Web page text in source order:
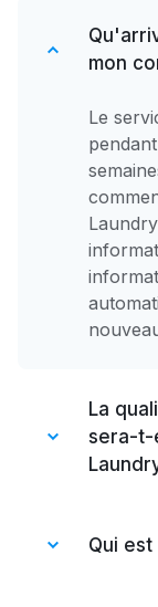
mon
Le
La
sera-t-
Qui